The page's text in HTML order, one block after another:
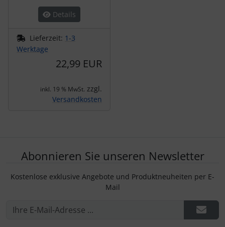
Details
Lieferzeit: 1-3
Werktage
22,99 EUR
inkl. 19 % MwSt. zzgl.
Versandkosten
Abonnieren Sie unseren Newsletter
Kostenlose exklusive Angebote und Produktneuheiten per E-
Mail